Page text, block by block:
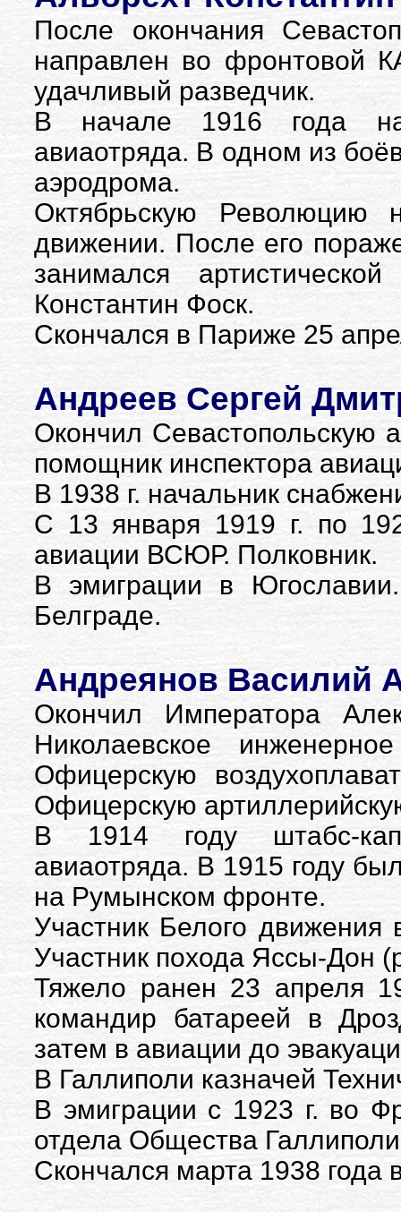
После окончания
направлен во фронтовой
удачливый разведчик.
В начале 1916 года
авиаотряда. В одном из
аэродрома.
Октябрьскую Революцию
движении. После его
занимался
Константин Фоск.
Скончался в Париже 25
Андреев Сергей
Окончил Севастопольскую
помощник инспектора
В 1938 г. начальник
С 13 января 1919 г. по
авиации ВСЮР. Полковник.
В эмиграции в
Белграде.
Андреянов Василий
Окончил Императора
Николаевское
Офицерскую
Офицерскую
В 1914 году штабс-
авиаотряда. В 1915 году
на Румынском фронте.
Участник Белого движения
Участник похода Яссы-Дон
Тяжело ранен 23 апреля
командир батареей в
затем в авиации до
В Галлиполи казначей
В эмиграции с 1923 г. во
отдела Общества
Скончался марта 1938 года